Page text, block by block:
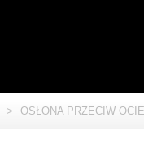
> OSŁONA PRZECIW